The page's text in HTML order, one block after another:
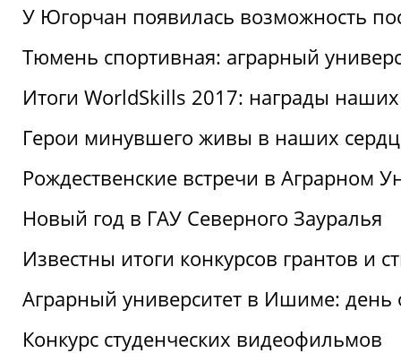
У Югорчан появилась возможность
Тюмень спортивная: аграрный
Итоги WorldSkills 2017: награды наших
Герои минувшего живы в наших
Рождественские встречи в Аграрном
Новый год в ГАУ Северного Зауралья
Известны итоги конкурсов грантов и
Аграрный университет в Ишиме: день
Конкурс студенческих видеофильмов